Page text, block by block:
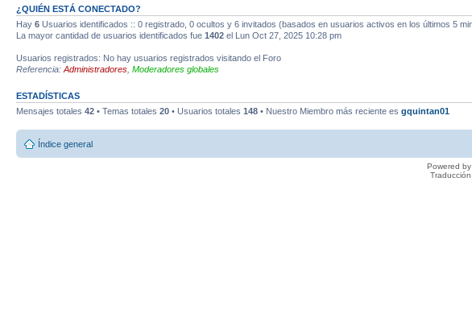
¿QUIÉN ESTÁ CONECTADO?
Hay 6 Usuarios identificados :: 0 registrado, 0 ocultos y 6 invitados (basados en usuarios activos en los últimos 5
La mayor cantidad de usuarios identificados fue 1402 el Lun Oct 27, 2025 10:28 pm
Usuarios registrados: No hay usuarios registrados visitando el Foro
Referencia: Administradores Moderadores globales
ESTADÍSTICAS
Mensajes totales 42 • Temas totales 20 • Usuarios totales 148 • Nuestro Miembro más reciente es gquintan01
Índice general
Powered by